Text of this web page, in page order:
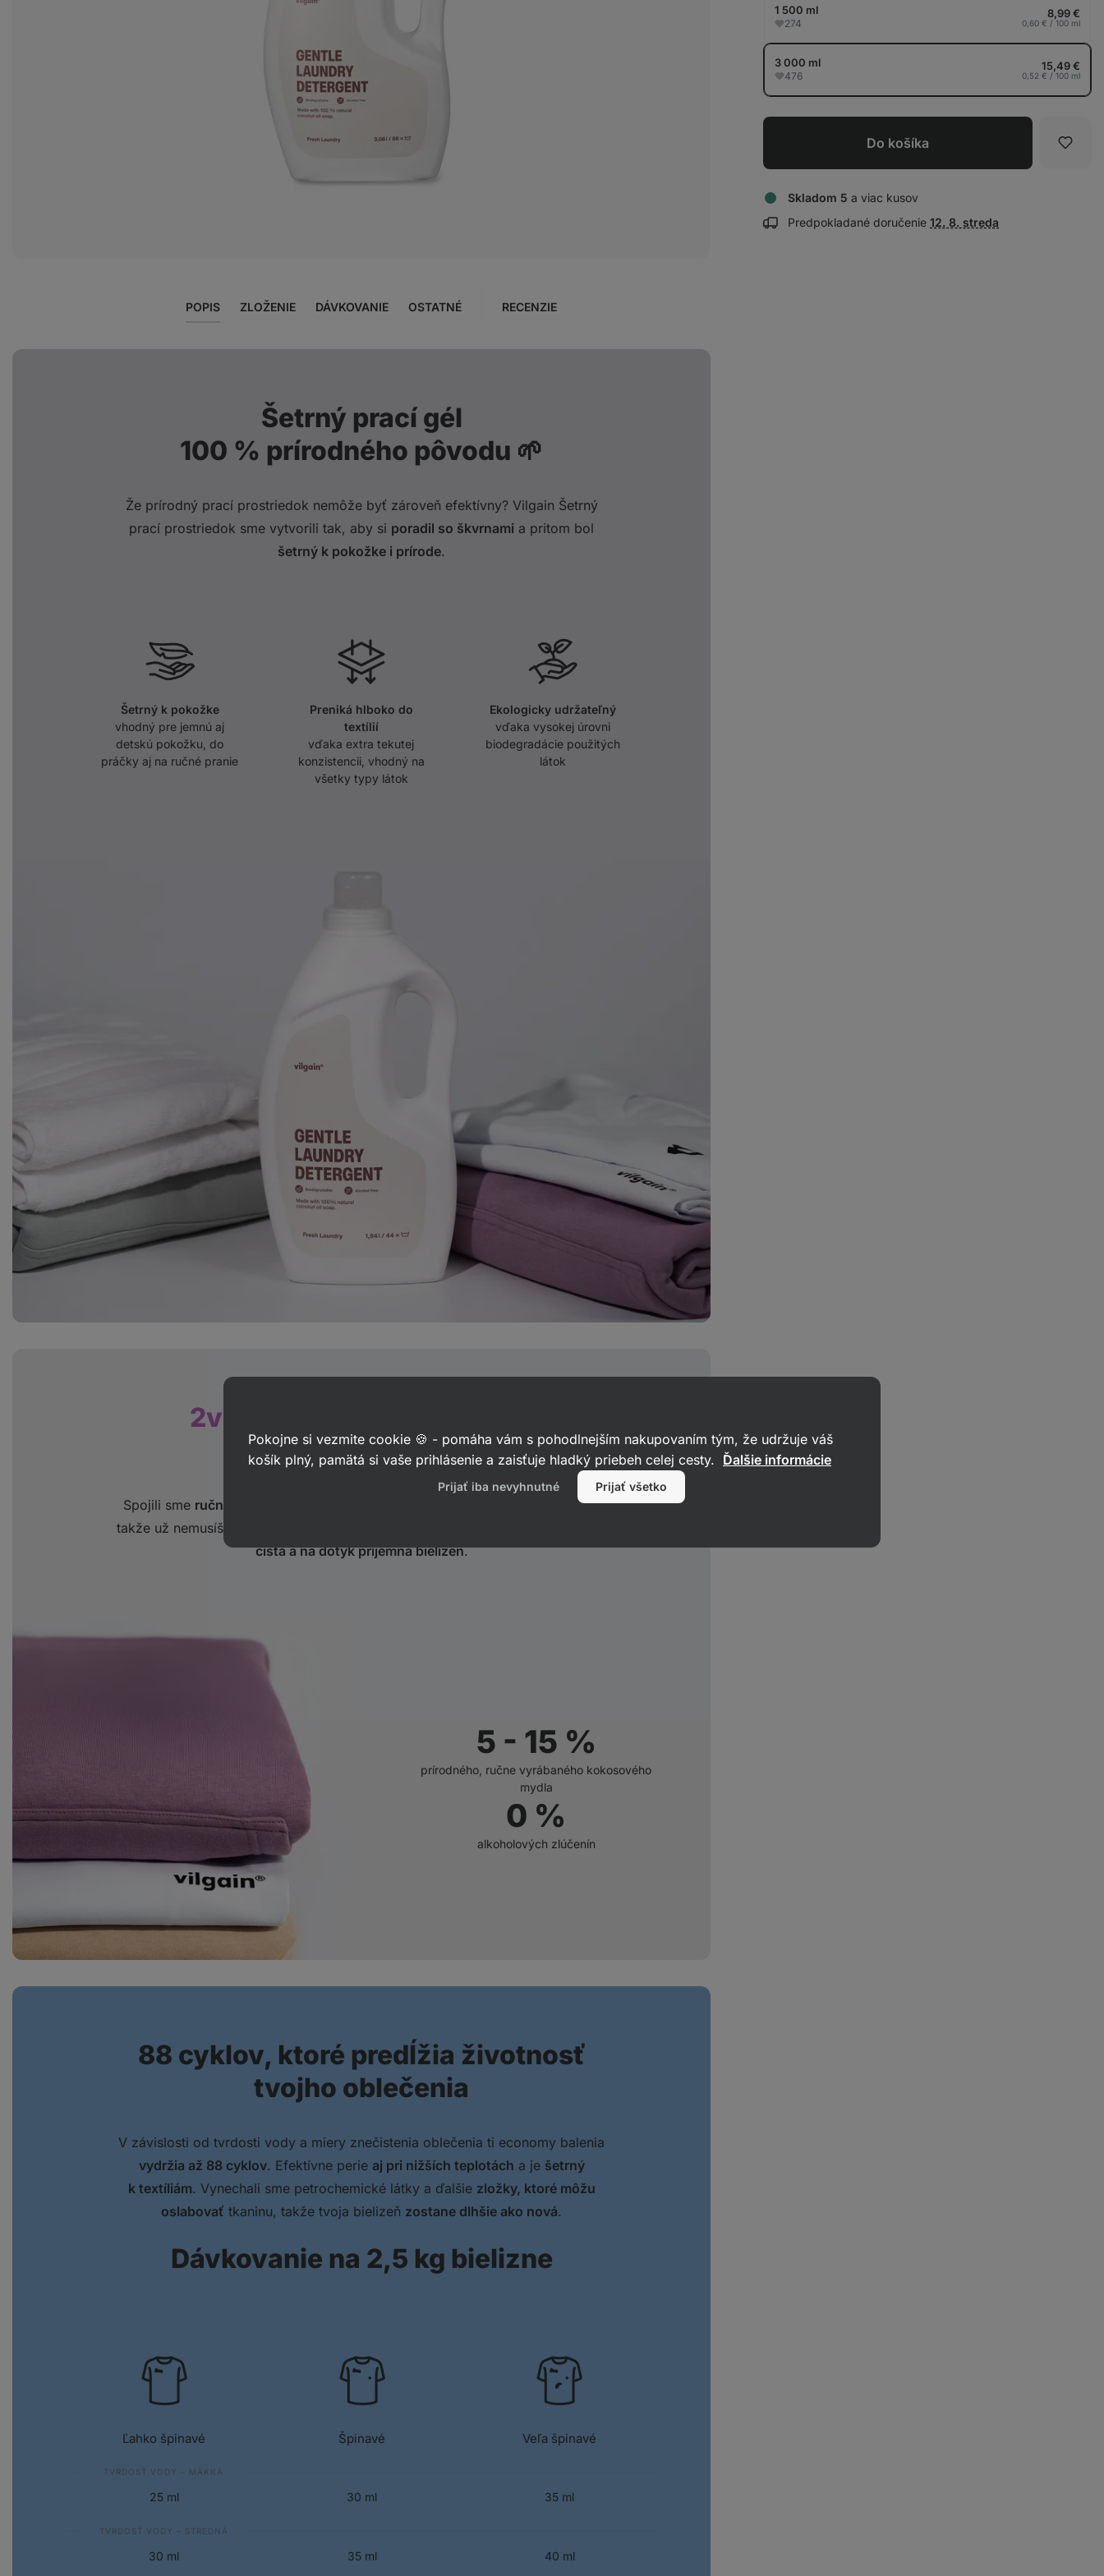
1 500 ml
274
8,99 €
0,60 € / 100 ml
3 000 ml
476
15,49 €
0,52 € / 100 ml
Do košíka
Skladom 5 a viac kusov
Predpokladané doručenie Zobraziť
12. 8. streda
POPIS ZLOŽENIE DÁVKOVANIE OSTATNÉ RECENZIE
Šetrný prací gél
100 % prírodného pôvodu 🌱
Že prírodný prací prostriedok nemôže byť zároveň efektívny? Vilgain Šetrný
prací prostriedok sme vytvorili tak, aby si poradil so škvrnami a pritom bol
šetrný k pokožke i prírode.
Šetrný k pokožke
vhodný pre jemnú aj
detskú pokožku, do
práčky aj na ručné pranie
Preniká hlboko do
textílií
vďaka extra tekutej
konzistencii, vhodný na
všetky typy látok
Ekologicky udržateľný
vďaka vysokej úrovni
biodegradácie použitých
látok
2v1
a bez alergénov
Spojili sme ručne vyrábané mydlo šetrnými povrchovo aktívnymi látkami,
takže už nemusíš do práčky pridávať žiadne zjemňovače. Výsledok? Dokonale
čistá a na dotyk príjemná bielizeň.
5 - 15 %
prírodného, ručne vyrábaného kokosového
mydla
0 %
alkoholových zlúčenín
88 cyklov, ktoré predĺžia životnosť
tvojho oblečenia
V závislosti od tvrdosti vody a miery znečistenia oblečenia ti economy balenia
vydržia až 88 cyklov. Efektívne perie aj pri nižších teplotách a je šetrný
k textíliám. Vynechali sme petrochemické látky a ďalšie zložky, ktoré môžu
oslabovať tkaninu, takže tvoja bielizeň zostane dlhšie ako nová.
Dávkovanie na 2,5 kg bielizne
Ľahko špinavé Špinavé Veľa špinavé
TVRDOSŤ VODY – MÄKKÁ
25 ml 30 ml 35 ml
TVRDOSŤ VODY – STREDNÁ
30 ml 35 ml 40 ml
Pokojne si vezmite cookie 🍪 - pomáha vám s pohodlnejším nakupovaním tým, že udržuje váš
košík plný, pamätá si vaše prihlásenie a zaisťuje hladký priebeh celej cesty. Ďalšie informácie
Prijať iba nevyhnutné Prijať všetko